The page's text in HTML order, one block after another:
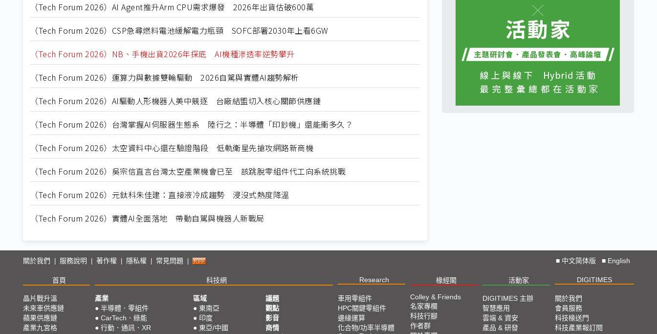
（Tech Forum 2026）AI Agent推升Arm CPU需求爆發 2026年出貨估破600萬
（Tech Forum 2026）CSP急尋燃料電池緩解電力瓶頸 SOFC部署2030年上看6GW
（Tech Forum 2026）NB、手機出貨2026年探底 AI機種滲透率逆勢攀升
（Tech Forum 2026）運算力與數據雙輪驅動 2026自駕與實體AI趨勢解析
（Tech Forum 2026）AI驅動人形機器人美中競逐 台廠結盟切入核心關節供應鏈
（Tech Forum 2026）台灣掌握AI伺服器生態系 陸行之：半導體「印鈔機」還能衝多久？
（Tech Forum 2026）太空資料中心還在驗證階段 低軌衛星先搶攻網路新商機
（Tech Forum 2026）吳宗信直言台灣太空產業機會已至 該跳脫零組件代工向系統挑戰
（Tech Forum 2026）元鈦科朱佳建：直接液冷成趨勢 浸沒式熱度降溫
（Tech Forum 2026）實體AI全面落地 帶動自駕與機器人新戰局
關於我們 服務說明 著作權 隱私權 常見問題 ■ 中文简体版 ■ English
首頁 科技網 Research 椽經閣 活動家 DIGITIMES
晶片戰升溫
未來車供應鏈
蘋果供應鏈
產業九宮格
產業
● 半導體．零組件
● CarTech．綠能
● 行動．通訊．XR
區域
● 東南亞
● 印度
● 東亞/中國
議題
觀點
影音
商情
車用零組件
HPC關鍵零組件
邊緣運算
化合物/功率半導體
Colley & Friends
名家專欄
科技行腳
作者群
DIGITIMES 主辦
智慧應用
雲端 & 資安
產品 & 研發
關於我們
會員服務
科技椽送門
科技產業報訂閱